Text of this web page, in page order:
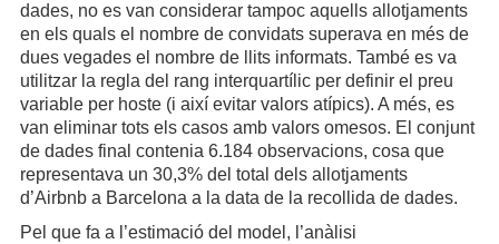
dades, no es van considerar tampoc aquells allotjaments
en els quals el nombre de convidats superava en més de
dues vegades el nombre de llits informats. També es va
utilitzar la regla del rang interquartílic per definir el preu
variable per hoste (i així evitar valors atípics). A més, es
van eliminar tots els casos amb valors omesos. El conjunt
de dades final contenia 6.184 observacions, cosa que
representava un 30,3% del total dels allotjaments
d’Airbnb a Barcelona a la data de la recollida de dades.
Pel que fa a l’estimació del model, l’anàlisi